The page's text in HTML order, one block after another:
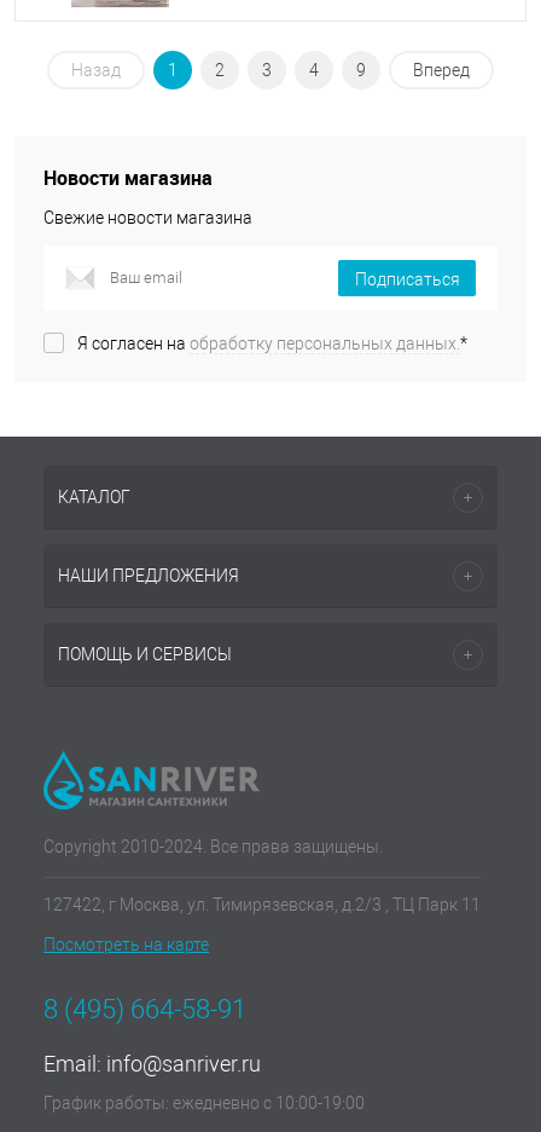
Назад 1 2 3 4 9 Вперед
Новости магазина
Свежие новости магазина
Подписаться
Я согласен на обработку персональных данных.*
КАТАЛОГ
НАШИ ПРЕДЛОЖЕНИЯ
ПОМОЩЬ И СЕРВИСЫ
Copyright 2010-2024. Все права защищены.
127422, г Москва, ул. Тимирязевская, д.2/3 , ТЦ Парк 11
Посмотреть на карте
8 (495) 664-58-91
Email: info@sanriver.ru
График работы: ежедневно с 10:00-19:00